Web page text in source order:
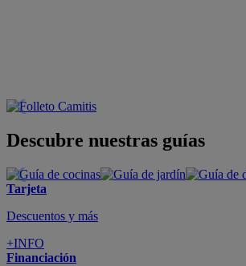
Descubre nuestras guías
Tarjeta
Descuentos y más
+INFO
Financiación